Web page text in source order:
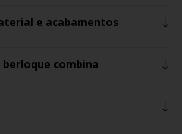
e acabamentos
berloque combina